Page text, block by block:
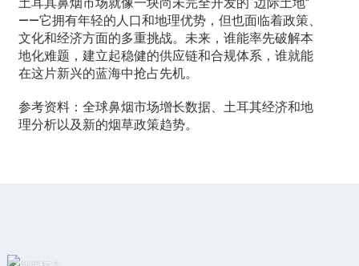
——它拥有年轻的人口和地理优势，但也面临着政策、
文化和经济方面的多重挑战。未来，谁能率先破解本
地化难题，建立起稳健的供应链和合规体系，谁就能
在这片新兴的蓝海中抢占先机。
参考资料：全球鼻烟市场增长数据、土耳其经济和地
理分析以及新的烟草政策趋势。